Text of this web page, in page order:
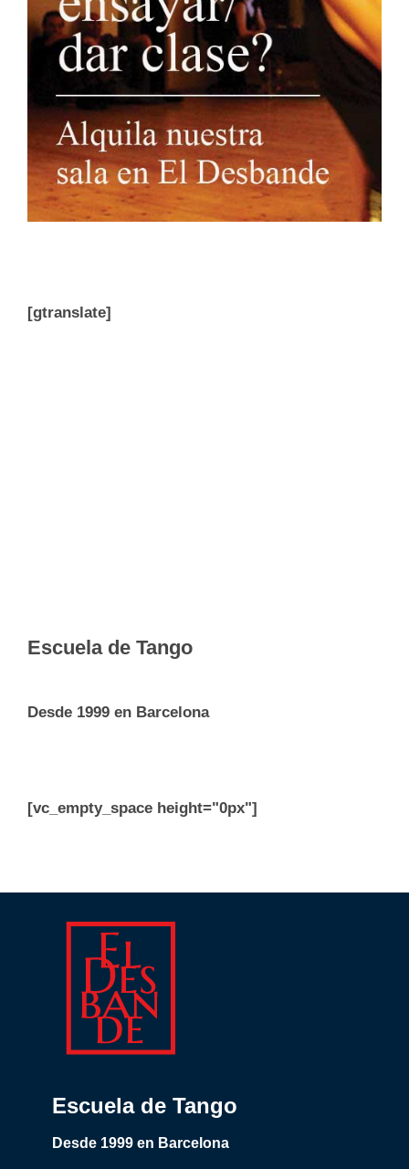
[gtranslate]
Escuela de Tango
Desde 1999 en Barcelona
[vc_empty_space height="0px"]
Escuela de Tango
Desde 1999 en Barcelona